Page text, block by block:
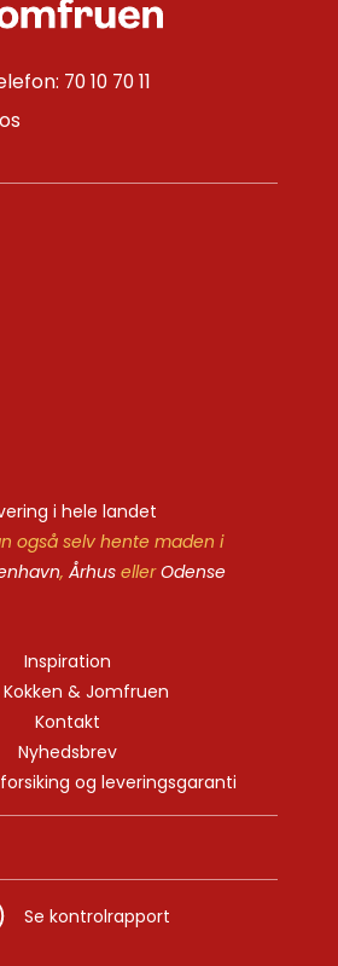
70 10 70 11
i hele landet
også selv hente maden i
, ÅrhusellerOdense
Inspiration
& Jomfruen
Kontakt
Nyhedsbrev
og leveringsgaranti
Se kontrolrapport